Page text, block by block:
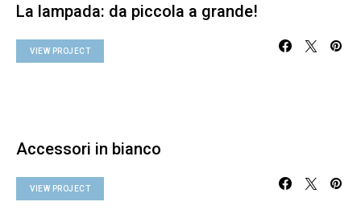
La lampada: da piccola a grande!
VIEW PROJECT
Accessori in bianco
VIEW PROJECT